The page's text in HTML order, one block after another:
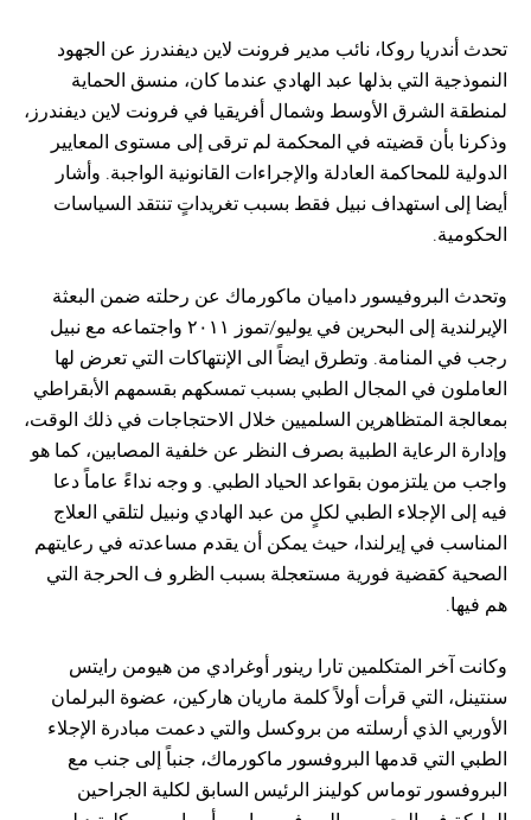
تحدث أندريا روكا، نائب مدير فرونت لاين ديفندرز عن الجهود
النموذجية التي بذلها عبد الهادي عندما كان، منسق الحماية
لمنطقة الشرق الأوسط وشمال أفريقيا في فرونت لاين ديفندرز،
وذكرنا بأن قضيته في المحكمة لم ترقى إلى مستوى المعايير
الدولية للمحاكمة العادلة والإجراءات القانونية الواجبة. وأشار
أيضا إلى استهداف نبيل فقط بسبب تغريداتٍ تنتقد السياسات
الحكومية.
وتحدث البروفيسور داميان ماكورماك عن رحلته ضمن البعثة
الإيرلندية إلى البحرين في يوليو/تموز ٢٠١١ واجتماعه مع نبيل
رجب في المنامة. وتطرق ايضاً الى الإنتهاكات التي تعرض لها
العاملون في المجال الطبي بسبب تمسكهم بقسمهم الأبقراطي
بمعالجة المتظاهرين السلميين خلال الاحتجاجات في ذلك الوقت،
وإدارة الرعاية الطبية بصرف النظر عن خلفية المصابين، كما هو
واجب من يلتزمون بقواعد الحياد الطبي. و وجه نداءً عاماً دعا
فيه إلى الإجلاء الطبي لكلٍ من عبد الهادي ونبيل لتلقي العلاج
المناسب في إيرلندا، حيث يمكن أن يقدم مساعدته في رعايتهم
الصحية كقضية فورية مستعجلة بسبب الظرو ف الحرجة التي
هم فيها.
وكانت آخر المتكلمين تارا رينور أوغرادي من هيومن رايتس
سنتينل، التي قرأت أولاً كلمة ماريان هاركين، عضوة البرلمان
الأوربي الذي أرسلته من بروكسل والتي دعمت مبادرة الإجلاء
الطبي التي قدمها البروفسور ماكورماك، جنباً إلى جنب مع
البروفسور توماس كولينز الرئيس السابق لكلية الجراحين